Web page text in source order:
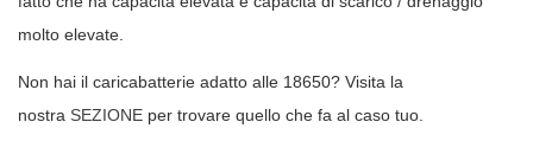
molto elevate.
Non hai il caricabatterie adatto alle 18650? Visita la
nostra SEZIONE per trovare quello che fa al caso tuo.